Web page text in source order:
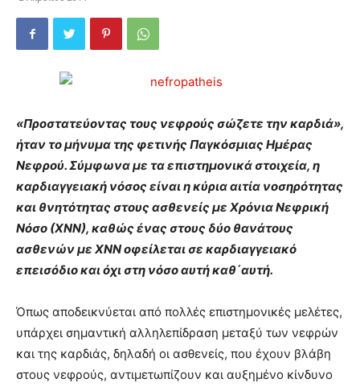
«Προστατεύοντας τους νεφρούς σώζετε την καρδιά»,
ήταν το μήνυμα της φετινής Παγκόσμιας Ημέρας
Νεφρού. Σύμφωνα με τα επιστημονικά στοιχεία, η
καρδιαγγειακή νόσος είναι η κύρια αιτία νοσηρότητας
και θνητότητας στους ασθενείς με Χρόνια Νεφρική
Νόσο (ΧΝΝ), καθώς ένας στους δύο θανάτους
ασθενών με ΧΝΝ οφείλεται σε καρδιαγγειακό
επεισόδιο και όχι στη νόσο αυτή καθ΄αυτή.
Όπως αποδεικνύεται από πολλές επιστημονικές μελέτες,
υπάρχει σημαντική αλληλεπίδραση μεταξύ των νεφρών
και της καρδιάς, δηλαδή οι ασθενείς, που έχουν βλάβη
στους νεφρούς, αντιμετωπίζουν και αυξημένο κίνδυνο